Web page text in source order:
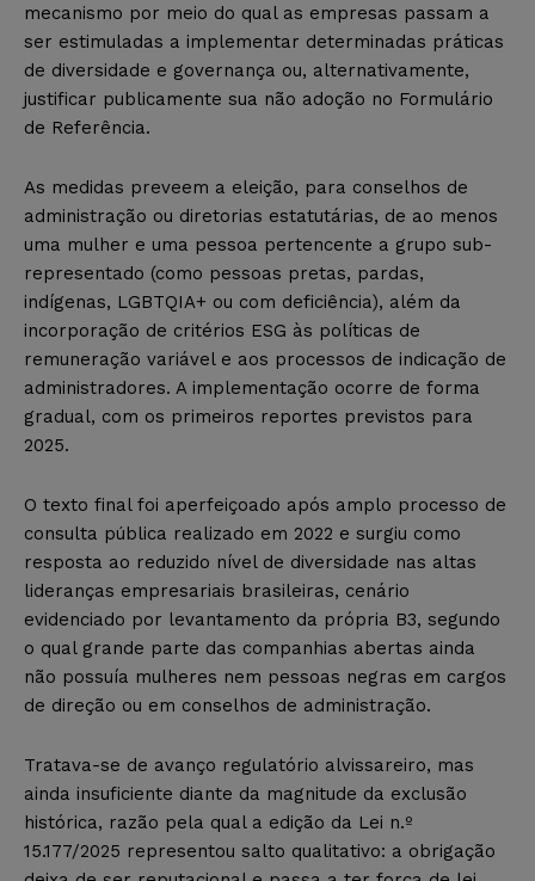
mecanismo por meio do qual as empresas passam a
ser estimuladas a implementar determinadas práticas
de diversidade e governança ou, alternativamente,
justificar publicamente sua não adoção no Formulário
de Referência.
As medidas preveem a eleição, para conselhos de
administração ou diretorias estatutárias, de ao menos
uma mulher e uma pessoa pertencente a grupo sub-
representado (como pessoas pretas, pardas,
indígenas, LGBTQIA+ ou com deficiência), além da
incorporação de critérios ESG às políticas de
remuneração variável e aos processos de indicação de
administradores. A implementação ocorre de forma
gradual, com os primeiros reportes previstos para
2025.
O texto final foi aperfeiçoado após amplo processo de
consulta pública realizado em 2022 e surgiu como
resposta ao reduzido nível de diversidade nas altas
lideranças empresariais brasileiras, cenário
evidenciado por levantamento da própria B3, segundo
o qual grande parte das companhias abertas ainda
não possuía mulheres nem pessoas negras em cargos
de direção ou em conselhos de administração.
Tratava-se de avanço regulatório alvissareiro, mas
ainda insuficiente diante da magnitude da exclusão
histórica, razão pela qual a edição da Lei n.º
15.177/2025 representou salto qualitativo: a obrigação